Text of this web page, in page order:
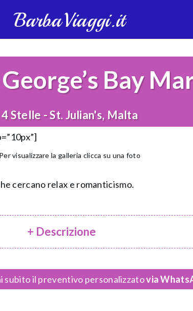
BarbaViaggi.it
Bay
4 Stelle - St. Julian's, Malta
Per visualizzare la galleria clicca su una foto
cercano relax e romanticismo.
+ Descrizione
subito il preventivo personalizzatovia